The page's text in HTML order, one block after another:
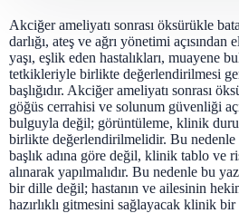
Akciğer ameliyatı sonrası öksürükle
darlığı, ateş ve ağrı yönetimi açısından
yaşı, eşlik eden hastalıkları, muayene
tetkikleriyle birlikte değerlendirilmesi
başlığıdır. Akciğer ameliyatı sonrası
göğüs cerrahisi ve solunum güvenliği
bulguyla değil; görüntüleme, klinik
birlikte değerlendirilmelidir. Bu nedenle
başlık adına göre değil, klinik tablo ve
alınarak yapılmalıdır. Bu nedenle bu
bir dille değil; hastanın ve ailesinin
hazırlıklı gitmesini sağlayacak klinik bir